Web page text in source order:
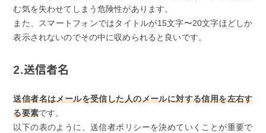
む気を失わせてしまう危険性があります。
また、スマートフォンではタイトルが15文字〜20文字ほどしか
表示されないのでその中に収められると良いです。
2.送信者名
送信者名はメールを受信した人のメールに対する信用を左右す
る要素です。
以下の表のように、送信者ポリシーを決めていくことが重要で